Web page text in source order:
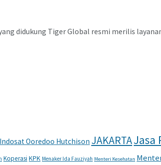
didukung Tiger Global resmi merilis layanan
Indosat Ooredoo Hutchison JAKARTAJasa
Koperasi KPK Menaker Ida Fauziyah Menteri Kesehatan